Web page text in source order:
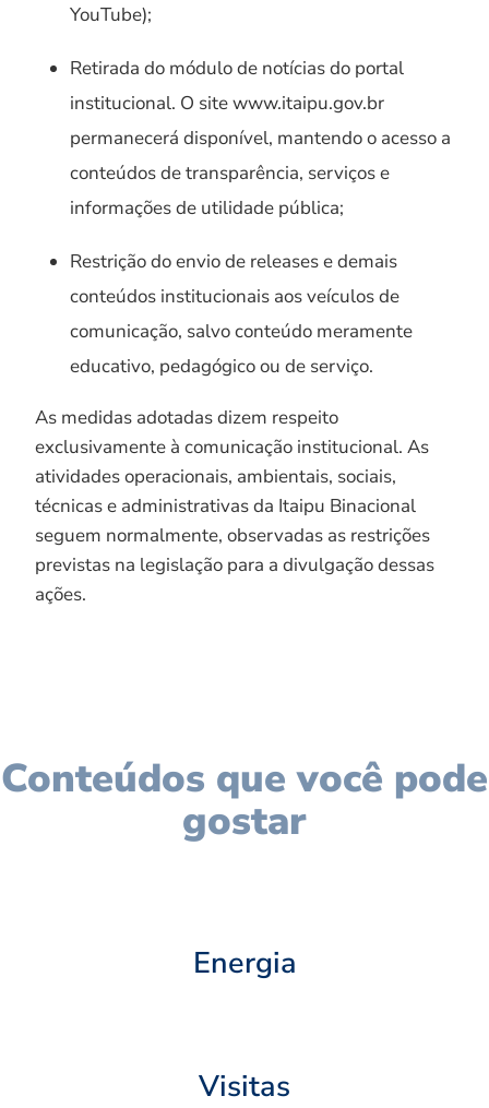
YouTube);
Retirada do módulo de notícias do portal
institucional. O site www.itaipu.gov.br
permanecerá disponível, mantendo o acesso a
conteúdos de transparência, serviços e
informações de utilidade pública;
Restrição do envio de releases e demais
conteúdos institucionais aos veículos de
comunicação, salvo conteúdo meramente
educativo, pedagógico ou de serviço.
As medidas adotadas dizem respeito
exclusivamente à comunicação institucional. As
atividades operacionais, ambientais, sociais,
técnicas e administrativas da Itaipu Binacional
seguem normalmente, observadas as restrições
previstas na legislação para a divulgação dessas
ações.
Conteúdos que você pode
gostar
Energia
Visitas